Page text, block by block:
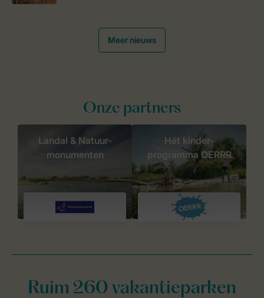
Meer nieuws
Onze partners
Landal & Natuur-
monumenten
Hét kinder-
programma OERRR
Ruim 260 vakantieparken